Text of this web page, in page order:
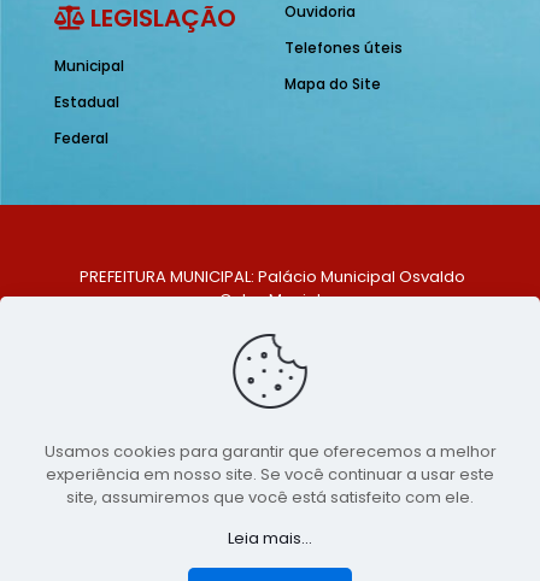
LEGISLAÇÃO
Municipal
Estadual
Federal
Ouvidoria
Telefones úteis
Mapa do Site
PREFEITURA MUNICIPAL: Palácio Municipal Osvaldo
Celso Maciel
Centro, São Bento do Una - PE. CEP: 553370-128
TELEFONE: (81) 99548-1569
E-MAIL: ouvidoria@saobentodouna.pe.gov.br
Copyright 2021-2026 - Assessoria de Comunicação da
Prefeitura de São Bento do Una - PE
publicidadeLumusWeb - Agência Digital
Usamos cookies para garantir que oferecemos a melhor
experiência em nosso site. Se você continuar a usar este
site, assumiremos que você está satisfeito com ele.
Leia mais...